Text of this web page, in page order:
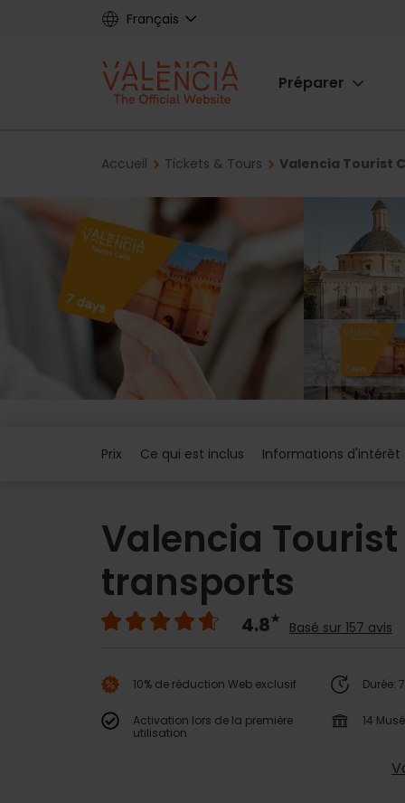
Français
Main
Préparer
Breadcrumb
Accueil Tickets & Tours Valencia Tourist
Prix Ce qui est inclus Informations d'intérêt
Valencia
transports
4.8 Basé sur 157 avis
10% de réduction Web exclusif Durée:
Activation lors de la première
utilisation
14